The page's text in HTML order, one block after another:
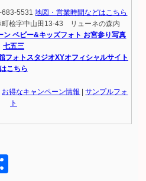
683-5531地図・営業時間などはこちら
桧字中山田13-43 リューネの森内
ン ベビー&キッズフォト お宮参り写真
七五三
フォトスタジオXYオフィシャルサイト
はこちら
お得なキャンペーン情報 |サンプルフォ
ト